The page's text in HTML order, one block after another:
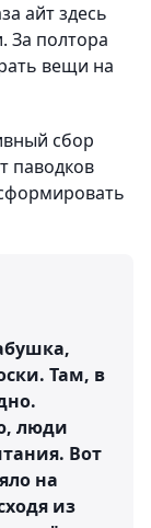
айт здесь
За полтора
вещи на
сбор
паводков
Там, в
люди
Вот
на
из